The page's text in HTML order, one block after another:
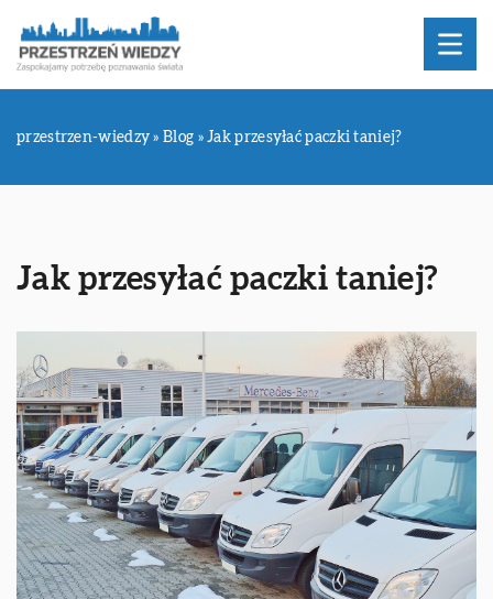
przestrzen-wiedzy »Blog »Jak przesyłać paczki taniej?
Jak przesyłać paczki taniej?